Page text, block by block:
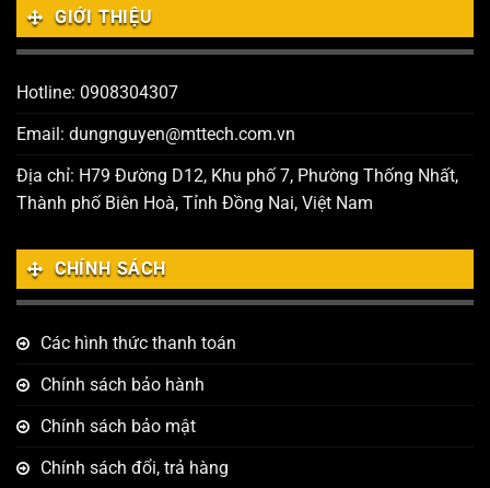
GIỚI THIỆU
Hotline: 0908304307
Email: dungnguyen@mttech.com.vn
Địa chỉ: H79 Đường D12, Khu phố 7, Phường Thống Nhất,
Thành phố Biên Hoà, Tỉnh Đồng Nai, Việt Nam
CHÍNH SÁCH
Các hình thức thanh toán
Chính sách bảo hành
Chính sách bảo mật
Chính sách đổi, trả hàng